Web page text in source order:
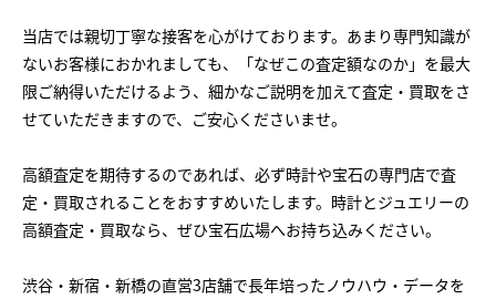
当店では親切丁寧な接客を心がけております。あまり専門知識が
ないお客様におかれましても、「なぜこの査定額なのか」を最大
限ご納得いただけるよう、細かなご説明を加えて査定・買取をさ
せていただきますので、ご安心くださいませ。
高額査定を期待するのであれば、必ず時計や宝石の専門店で査
定・買取されることをおすすめいたします。時計とジュエリーの
高額査定・買取なら、ぜひ宝石広場へお持ち込みください。
渋谷・新宿・新橋の直営3店舗で長年培ったノウハウ・データを